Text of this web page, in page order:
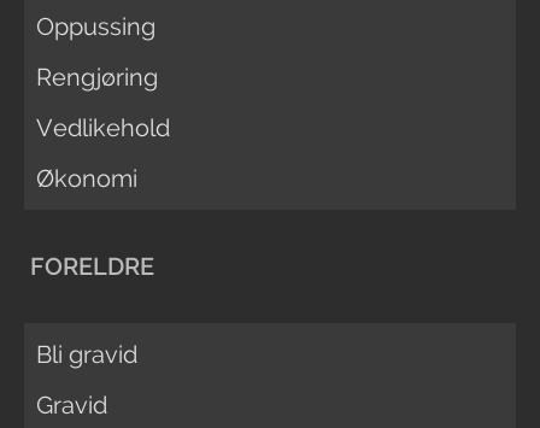
Oppussing
Rengjøring
Vedlikehold
Økonomi
FORELDRE
Bli gravid
Gravid